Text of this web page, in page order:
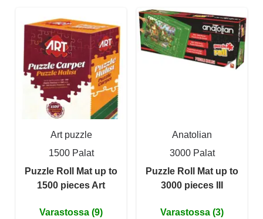
Art puzzle
1500 Palat
Puzzle Roll Mat up to
1500 pieces Art
Varastossa (9)
Anatolian
3000 Palat
Puzzle Roll Mat up to
3000 pieces III
Varastossa (3)